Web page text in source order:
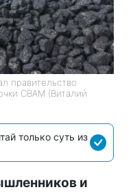
правительство
CBAM (Виталий
только суть из
и